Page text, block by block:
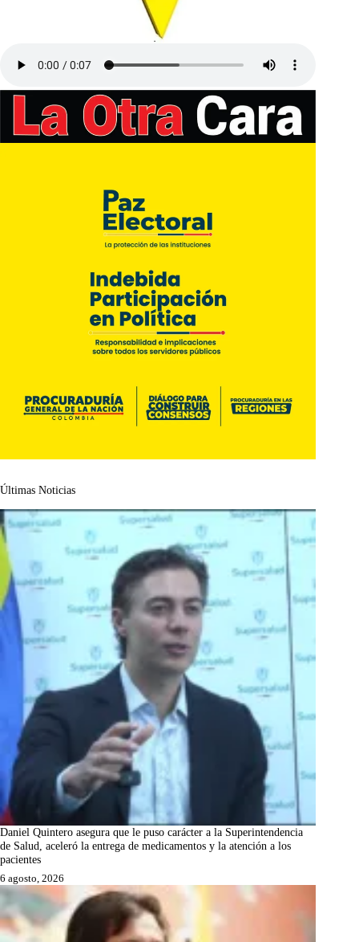
Últimas Noticias
Daniel Quintero asegura que le puso carácter a la Superintendencia
de Salud, aceleró la entrega de medicamentos y la atención a los
pacientes
6 agosto, 2026